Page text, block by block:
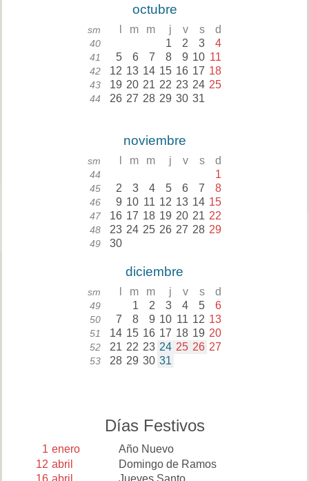
octubre
sm m m j v s d
40 1 2 3 4
41 5 6 7 8 9 10 11
42 12 13 14 15 16 17 18
43 19 20 21 22 23 24 25
44 26 27 28 29 30 31
noviembre
sm m m j v s d
44 1
45 2 3 4 5 6 7 8
46 9 10 11 12 13 14 15
47 16 17 18 19 20 21 22
48 23 24 25 26 27 28 29
49 30
diciembre
sm m m j v s d
49 1 2 3 4 5 6
50 7 8 9 10 11 12 13
51 14 15 16 17 18 19 20
52 21 22 23 24 25 26 27
53 28 29 30 31
Días Festivos
1 enero
Año Nuevo
12 abril
Domingo de Ramos
16 abril
Jueves Santo